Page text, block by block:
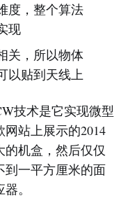
度，整个算法
现
关，所以物体
以贴到天线上
技术是它实现微型
站上展示的2014
机盒，然后仅仅
到一平方厘米的面
。